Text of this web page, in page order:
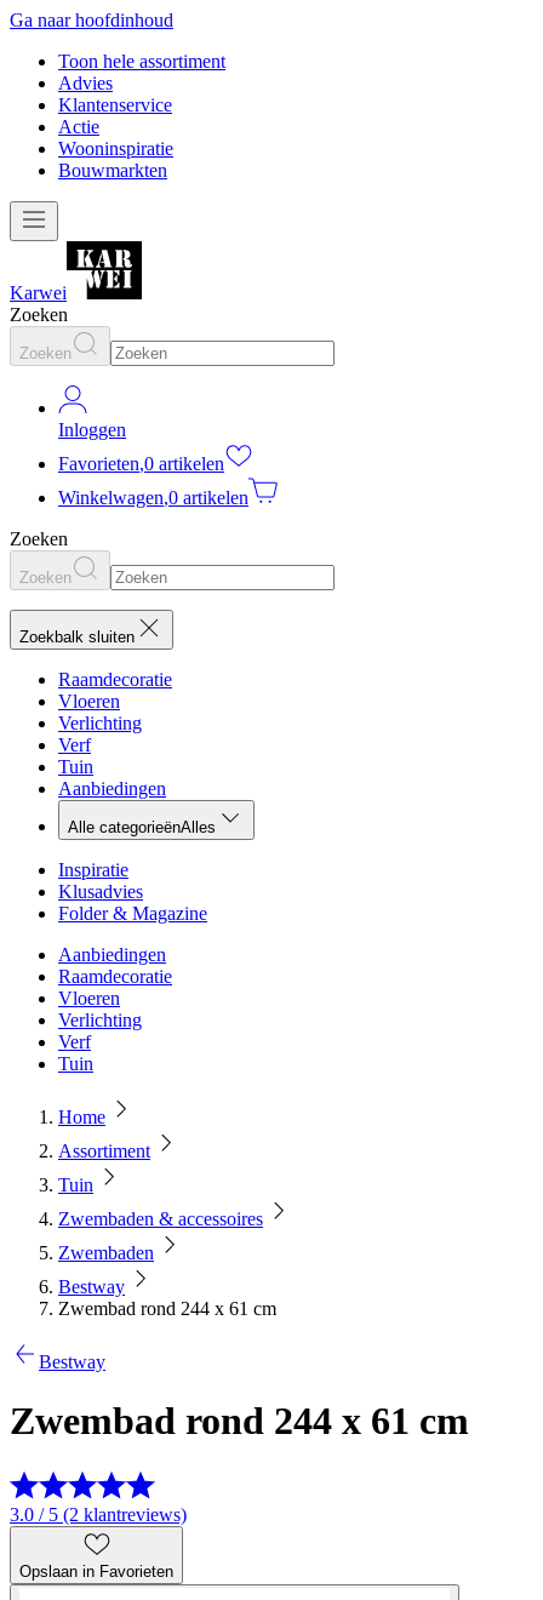
Ga naar hoofdinhoud
Toon hele assortiment
Advies
Klantenservice
Actie
Wooninspiratie
Bouwmarkten
Karwei
Zoeken
Zoeken
Inloggen
Favorieten,0 artikelen
Winkelwagen,0 artikelen
Zoeken
Zoeken
Zoekbalk sluiten
Raamdecoratie
Vloeren
Verlichting
Verf
Tuin
Aanbiedingen
Alle categorieënAlles
Inspiratie
Klusadvies
Folder & Magazine
Aanbiedingen
Raamdecoratie
Vloeren
Verlichting
Verf
Tuin
Home
Assortiment
Tuin
Zwembaden & accessoires
Zwembaden
Bestway
Zwembad rond 244 x 61 cm
Bestway
Zwembad rond 244 x 61 cm
3.0 / 5 (2 klantreviews)
Opslaan in Favorieten